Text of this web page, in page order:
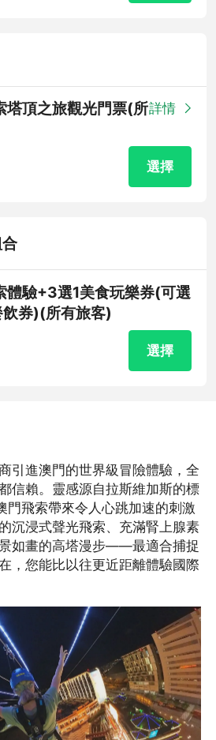
塔頂之旅觀光門票(所詳情
選擇
體驗+3選1美食玩樂券(可選
券)(所有旅客)
選擇
引進澳門的世界級冒險體驗，全
信賴。靈感源自拉斯維加斯的標
門飛索帶來令人心跳加速的刺激
沉浸式聲光飛索、充滿腎上腺素
如畫的高塔漫步——最適合捕捉
，您能比以往更近距離體驗國際